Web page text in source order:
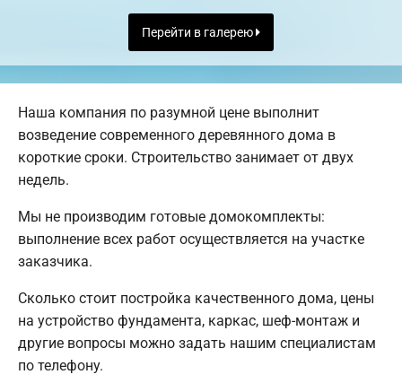
Перейти в галерею
Наша компания по разумной цене выполнит
возведение современного деревянного дома в
короткие сроки. Строительство занимает от двух
недель.
Мы не производим готовые домокомплекты:
выполнение всех работ осуществляется на участке
заказчика.
Сколько стоит постройка качественного дома, цены
на устройство фундамента, каркас, шеф-монтаж и
другие вопросы можно задать нашим специалистам
по телефону.